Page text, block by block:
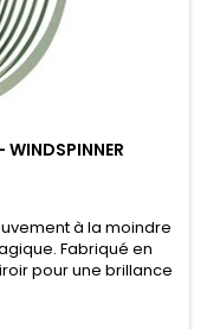
à la moindre
Fabriqué en
pour une brillance